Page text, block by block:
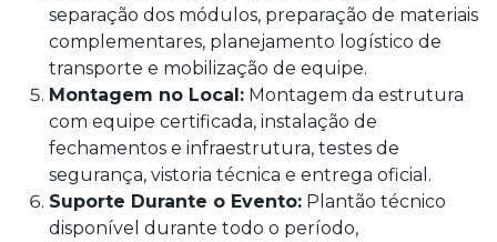
separação dos módulos, preparação de materiais
complementares, planejamento logístico de
transporte e mobilização de equipe.
Montagem no Local: Montagem da estrutura
com equipe certificada, instalação de
fechamentos e infraestrutura, testes de
segurança, vistoria técnica e entrega oficial.
Suporte Durante o Evento: Plantão técnico
disponível durante todo o período,